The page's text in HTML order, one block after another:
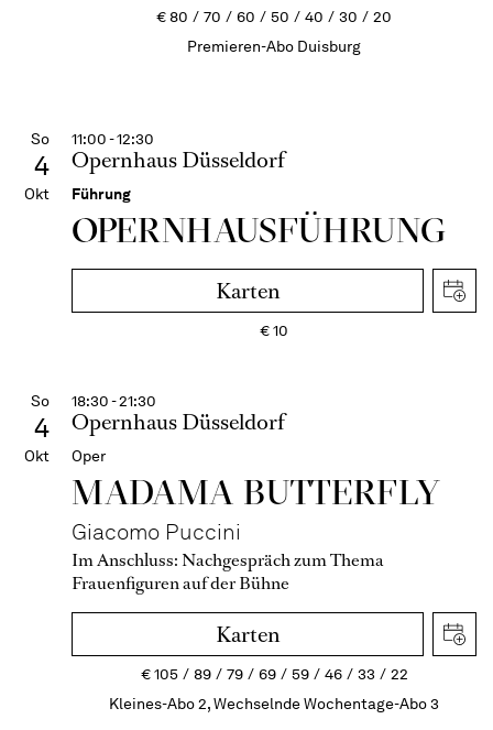
€80 70 60 50 40 30
20
Premieren-Abo Duisburg
So
4
Okt
11:00 - 12:30
Opernhaus Düsseldorf
Führung
OPERN­HAUS­FÜH­RUNG
Karten
€10
So
4
Okt
18:30 - 21:30
Opernhaus Düsseldorf
Oper
MADAMA BUTTER­FLY
Giacomo Puccini
Im Anschluss:Nachgespräch zum Thema
Frauenfiguren auf der Bühne
Karten
€105 89 79 69 59 46 33
22
Kleines-Abo 2, Wechselnde Wochentage-Abo 3